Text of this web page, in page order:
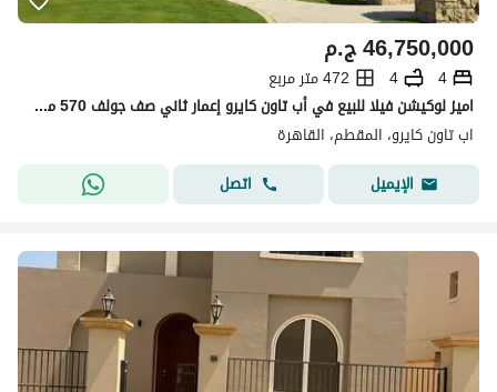
ج.م46,750,000
4
4
472 متر مربع
اميز لوكيشن فيلا للبيع في أب تاون كايرو إعمار ثاني صف جولف 570 متر أرض 472 متر مباني 4 غرف نوم 2 ماستر وغرفة مربية Ready To Move
اب تاون كايرو، المقطم، القاهرة
الإيميل
اتصل